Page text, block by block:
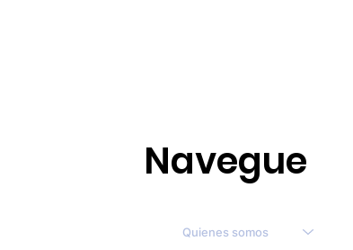
Navegue
Quienes somos